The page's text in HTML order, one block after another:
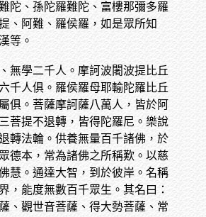
陀、孫陀羅難陀、富樓那彌多羅
、阿難、羅侯羅，如是眾所知
等。
無學二千人。摩訶波闍波提比丘
千人俱。羅侯羅母耶輸陀羅比丘
俱。菩薩摩訶薩八萬人，皆於阿
菩提不退轉，皆得陀羅尼。樂說
轉法輪。供養無量百千諸佛，於
德本，常為諸佛之所稱歎。以慈
慧。通達大智，到於彼岸。名稱
，能度無數百千眾生。其名曰：
、觀世音菩薩、得大勢菩薩、常